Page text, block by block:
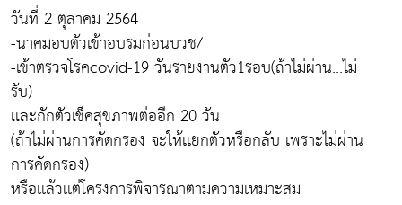
วันที่ 2 ตุลาคม 2564
-นาคมอบตัวเข้าอบรมก่อนบวช/
-เข้าตรวจโรคcovid-19 วันรายงานตัว1รอบ(ถ้าไม่ผ่าน...ไม่
รับ)
เเละกักตัวเช็คสุขภาพต่ออีก 20 วัน
(ถ้าไม่ผ่านการคัดกรอง จะให้เเยกตัวหรือกลับ เพราะไม่ผ่าน
การคัดกรอง)
หรือเเล้วเเต่โครงการพิจารณาตามความเหมาะสม